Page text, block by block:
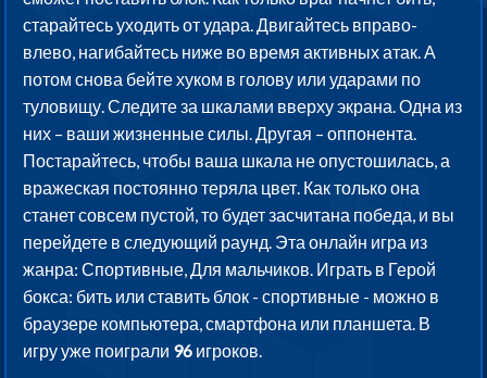
старайтесь уходить от удара. Двигайтесь вправо-
влево, нагибайтесь ниже во время активных атак. А
потом снова бейте хуком в голову или ударами по
туловищу. Следите за шкалами вверху экрана. Одна из
них – ваши жизненные силы. Другая – оппонента.
Постарайтесь, чтобы ваша шкала не опустошилась, а
вражеская постоянно теряла цвет. Как только она
станет совсем пустой, то будет засчитана победа, и вы
перейдете в следующий раунд. Эта онлайн игра из
жанра: Спортивные, Для мальчиков. Играть в Герой
бокса: бить или ставить блок - спортивные - можно в
браузере компьютера, смартфона или планшета. В
игру уже поиграли 96 игроков.